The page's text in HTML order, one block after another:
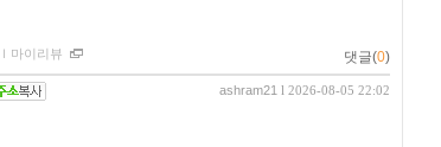
ｌ 마이리뷰 댓글(0)
ashram21 l 2026-08-05 22:02